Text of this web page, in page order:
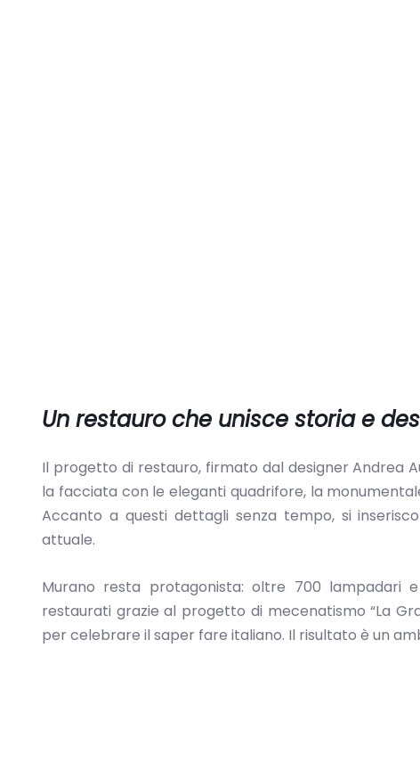
Un restauro che unisce storia e
Il progetto di restauro, firmato dal designer Andrea
la facciata con le eleganti quadrifore, la
Accanto a questi dettagli senza tempo, si
attuale.
Murano resta protagonista: oltre 700 lampadari
restaurati grazie al progetto di mecenatismo “La
per celebrare il saper fare italiano. Il risultato è un